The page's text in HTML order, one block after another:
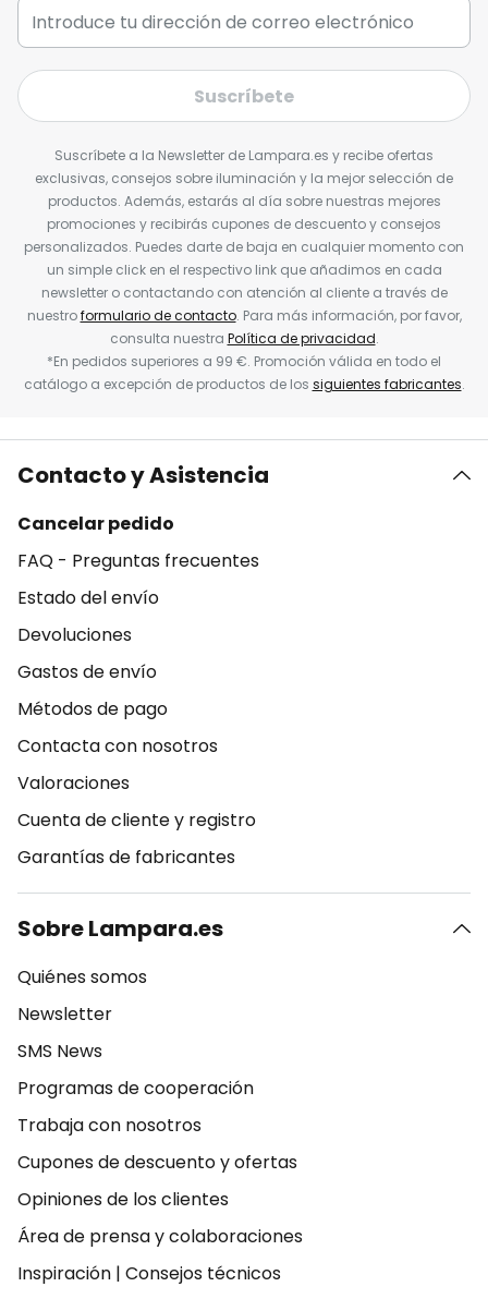
Suscríbete
Suscríbete a la Newsletter de Lampara.es y recibe ofertas
exclusivas, consejos sobre iluminación y la mejor selección de
productos. Además, estarás al día sobre nuestras mejores
promociones y recibirás cupones de descuento y consejos
personalizados. Puedes darte de baja en cualquier momento con
un simple click en el respectivo link que añadimos en cada
newsletter o contactando con atención al cliente a través de
nuestroformulario de contacto. Para más información, por favor,
consulta nuestra Política de privacidad.
*En pedidos superiores a 99 €. Promoción válida en todo el
catálogo a excepción de productos de los siguientes fabricantes.
Contacto y Asistencia
Cancelar pedido
FAQ - Preguntas frecuentes
Estado del envío
Devoluciones
Gastos de envío
Métodos de pago
Contacta con nosotros
Valoraciones
Cuenta de cliente y registro
Garantías de fabricantes
Sobre Lampara.es
Quiénes somos
Newsletter
SMS News
Programas de cooperación
Trabaja con nosotros
Cupones de descuento y ofertas
Opiniones de los clientes
Área de prensa y colaboraciones
Inspiración | Consejos técnicos